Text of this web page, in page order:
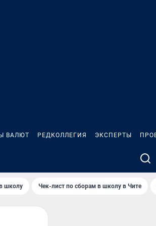
ВАЛЮТ РЕДКОЛЛЕГИЯ ЭКСПЕРТЫ
школу Чек-лист по сборам в школу в Чите